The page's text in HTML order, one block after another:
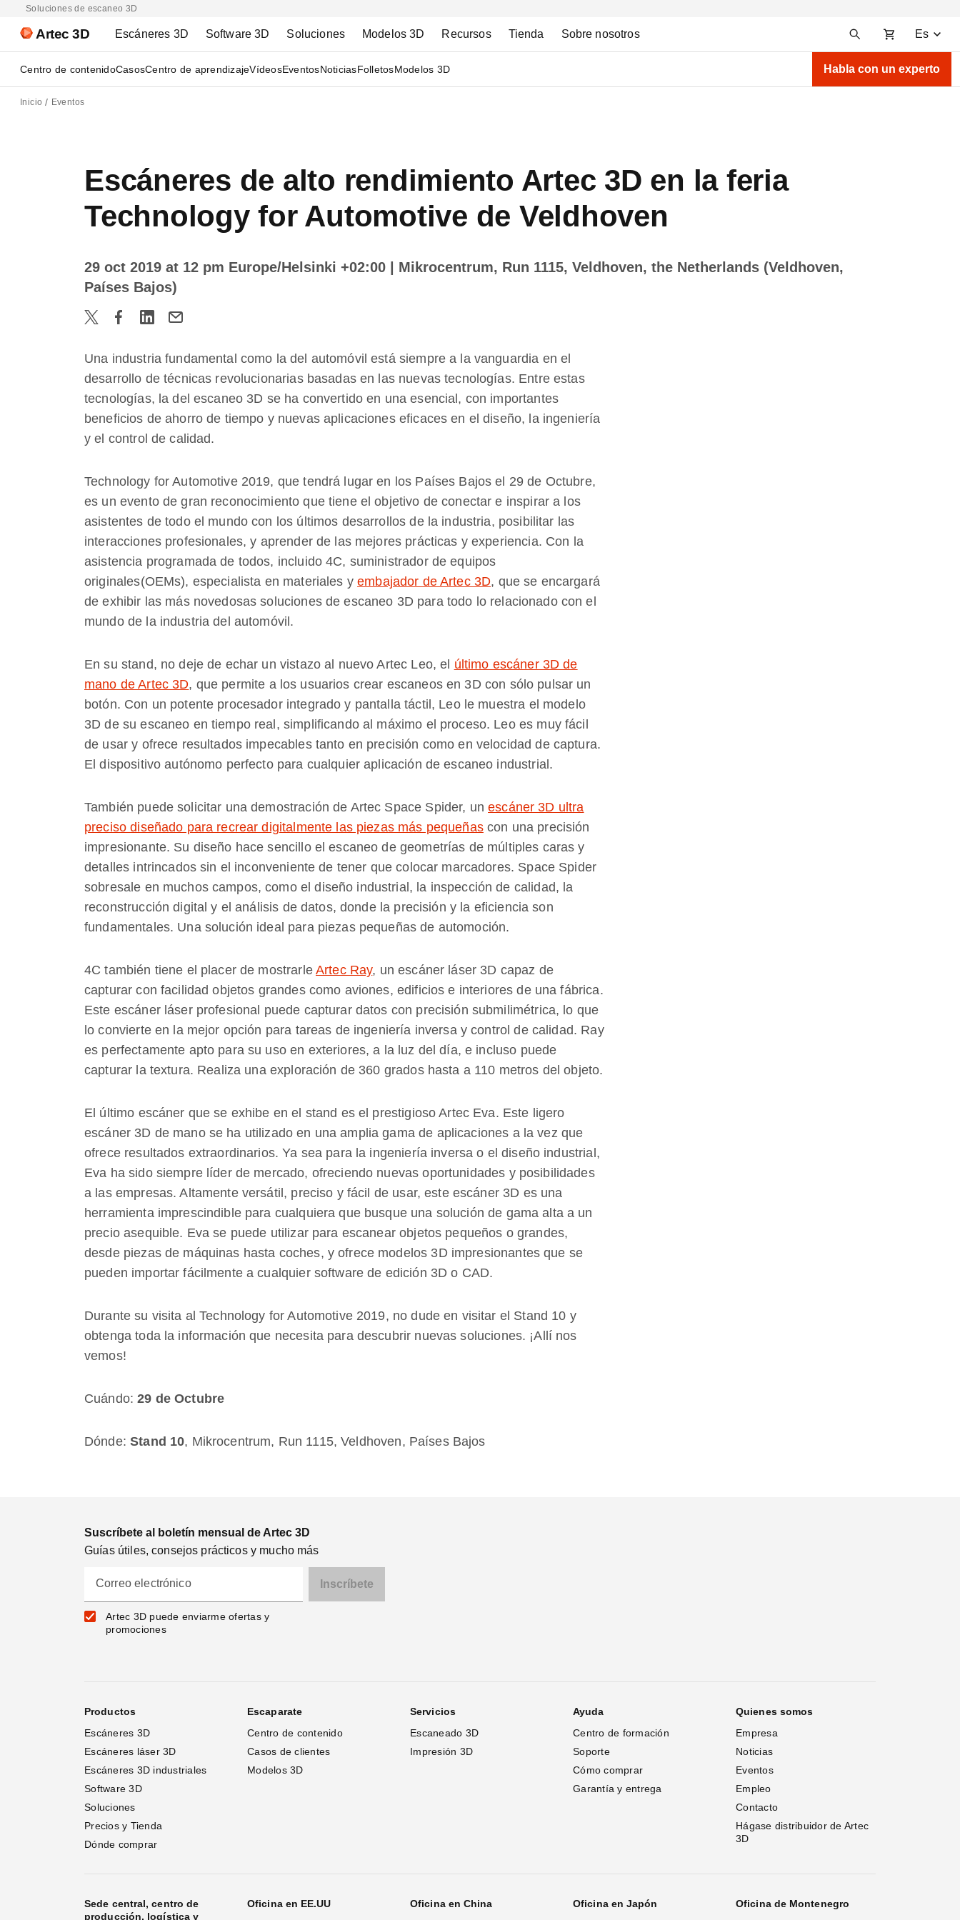
Soluciones de escaneo 3D
Artec 3D Escáneres 3D Software 3D Soluciones Modelos 3D Recursos Tienda Sobre nosotros Es
Centro de contenidoCasosCentro de aprendizajeVídeosEventosNoticiasFolletosModelos 3D Habla con un experto
Inicio Eventos
Escáneres de alto rendimiento Artec 3D en la feria
Technology for Automotive de Veldhoven
29 oct 2019 at 12 pm Europe/Helsinki +02:00
| Mikrocentrum, Run 1115, Veldhoven, the Netherlands (Veldhoven,
Países Bajos)
Una industria fundamental como la del automóvil está siempre a la vanguardia en el
desarrollo de técnicas revolucionarias basadas en las nuevas tecnologías. Entre estas
tecnologías, la del escaneo 3D se ha convertido en una esencial, con importantes
beneficios de ahorro de tiempo y nuevas aplicaciones eficaces en el diseño, la ingeniería
y el control de calidad.
Technology for Automotive 2019, que tendrá lugar en los Países Bajos el 29 de Octubre,
es un evento de gran reconocimiento que tiene el objetivo de conectar e inspirar a los
asistentes de todo el mundo con los últimos desarrollos de la industria, posibilitar las
interacciones profesionales, y aprender de las mejores prácticas y experiencia. Con la
asistencia programada de todos, incluido 4C, suministrador de equipos
originales(OEMs), especialista en materiales yembajador de Artec 3D, que se encargará
de exhibir las más novedosas soluciones de escaneo 3D para todo lo relacionado con el
mundo de la industria del automóvil.
En su stand, no deje de echar un vistazo al nuevo Artec Leo, el último escáner 3D de
mano de Artec 3D, que permite a los usuarios crear escaneos en 3D con sólo pulsar un
botón. Con un potente procesador integrado y pantalla táctil, Leo le muestra el modelo
3D de su escaneo en tiempo real, simplificando al máximo el proceso. Leo es muy fácil
de usar y ofrece resultados impecables tanto en precisión como en velocidad de captura.
El dispositivo autónomo perfecto para cualquier aplicación de escaneo industrial.
También puede solicitar una demostración de Artec Space Spider, unescáner 3D ultra
preciso diseñado para recrear digitalmente las piezas más pequeñascon una precisión
impresionante. Su diseño hace sencillo el escaneo de geometrías de múltiples caras y
detalles intrincados sin el inconveniente de tener que colocar marcadores. Space Spider
sobresale en muchos campos, como el diseño industrial, la inspección de calidad, la
reconstrucción digital y el análisis de datos, donde la precisión y la eficiencia son
fundamentales. Una solución ideal para piezas pequeñas de automoción.
4C también tiene el placer de mostrarle Artec Ray, un escáner láser 3D capaz de
capturar con facilidad objetos grandes como aviones, edificios e interiores de una fábrica.
Este escáner láser profesional puede capturar datos con precisión submilimétrica, lo que
lo convierte en la mejor opción para tareas de ingeniería inversa y control de calidad. Ray
es perfectamente apto para su uso en exteriores, a la luz del día, e incluso puede
capturar la textura. Realiza una exploración de 360 grados hasta a 110 metros del objeto.
El último escáner que se exhibe en el stand es el prestigioso Artec Eva. Este ligero
escáner 3D de mano se ha utilizado en una amplia gama de aplicaciones a la vez que
ofrece resultados extraordinarios. Ya sea para la ingeniería inversa o el diseño industrial,
Eva ha sido siempre líder de mercado, ofreciendo nuevas oportunidades y posibilidades
a las empresas. Altamente versátil, preciso y fácil de usar, este escáner 3D es una
herramienta imprescindible para cualquiera que busque una solución de gama alta a un
precio asequible. Eva se puede utilizar para escanear objetos pequeños o grandes,
desde piezas de máquinas hasta coches, y ofrece modelos 3D impresionantes que se
pueden importar fácilmente a cualquier software de edición 3D o CAD.
Durante su visita al Technology for Automotive 2019, no dude en visitar el Stand 10 y
obtenga toda la información que necesita para descubrir nuevas soluciones. ¡Allí nos
vemos!
Cuándo:29 de Octubre
Dónde:Stand 10, Mikrocentrum, Run 1115, Veldhoven, Países Bajos
Suscríbete al boletín mensual de Artec 3D
Guías útiles, consejos prácticos y mucho más
Correo electrónico
Artec 3D puede enviarme ofertas y
promociones
Productos
Escáneres 3D
Escáneres láser 3D
Escáneres 3D industriales
Software 3D
Soluciones
Precios y Tienda
Dónde comprar
Escaparate
Centro de contenido
Casos de clientes
Modelos 3D
Servicios
Escaneado 3D
Impresión 3D
Ayuda
Centro de formación
Soporte
Cómo comprar
Garantía y entrega
Quienes somos
Empresa
Noticias
Eventos
Empleo
Contacto
Hágase distribuidor de Artec
3D
Sede central, centro de
producción, logística y
Oficina en EE.UU Oficina en China Oficina en Japón Oficina de Montenegro